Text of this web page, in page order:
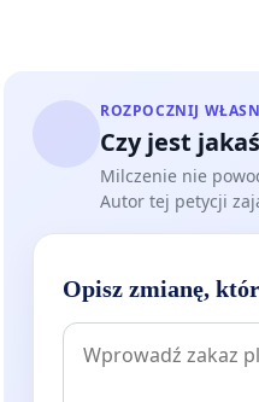
ROZPOCZNIJ
Czy jest
Milczenie nie
Autor tej petycji
Opisz zmianę,